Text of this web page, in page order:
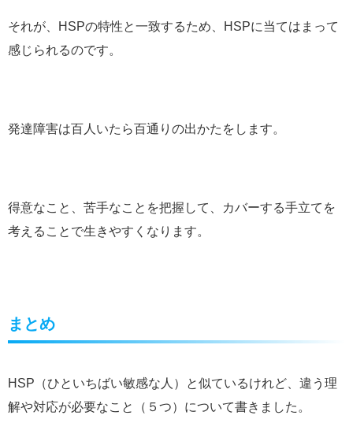
それが、HSPの特性と一致するため、HSPに当てはまって
感じられるのです。
発達障害は百人いたら百通りの出かたをします。
得意なこと、苦手なことを把握して、カバーする手立てを
考えることで生きやすくなります。
まとめ
HSP（ひといちばい敏感な人）と似ているけれど、違う理
解や対応が必要なこと（５つ）について書きました。